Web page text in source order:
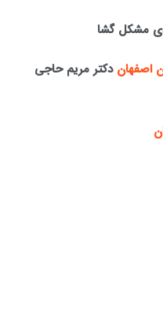
مشکل گشا
اصفهان دکتر مریم حاجی